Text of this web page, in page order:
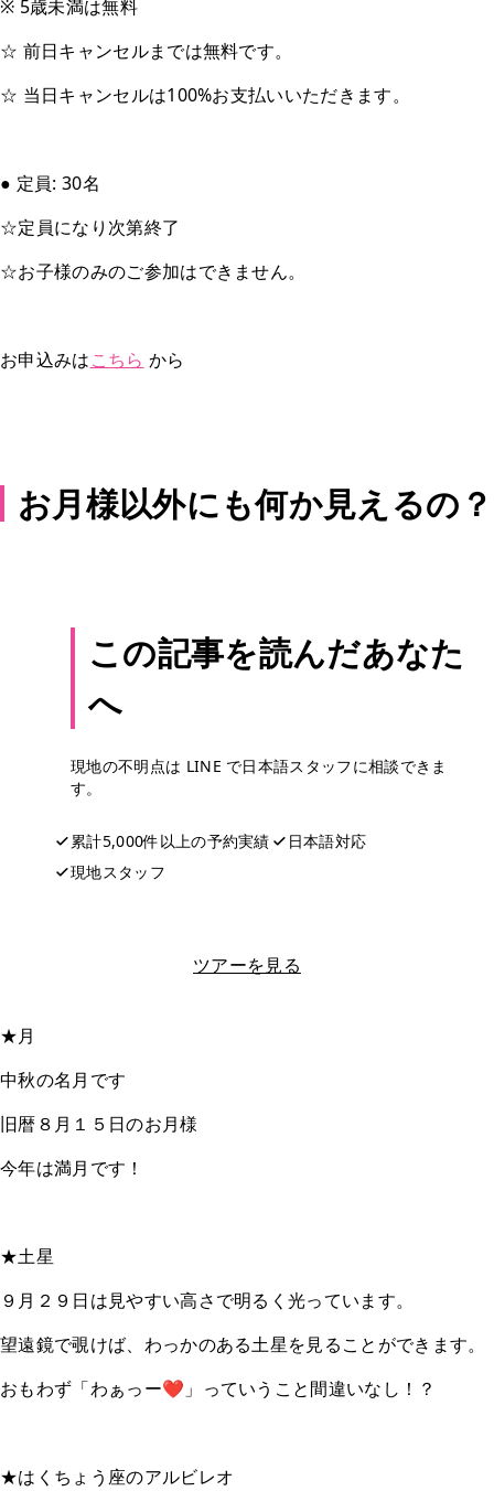
※ 5歳未満は無料
☆ 前日キャンセルまでは無料です。
☆ 当日キャンセルは100%お支払いいただきます。
● 定員: 30名
☆定員になり次第終了
☆お子様のみのご参加はできません。
お申込みはこちら から
お月様以外にも何か見えるの？
この記事を読んだあなた
へ
現地の不明点は LINE で日本語スタッフに相談できま
す。
累計5,000件以上の予約実績
日本語対応
現地スタッフ
ツアーを見る
★月
中秋の名月です
旧暦８月１５日のお月様
今年は満月です！
★土星
９月２９日は見やすい高さで明るく光っています。
望遠鏡で覗けば、わっかのある土星を見ることができます。
おもわず「わぁっー❤」っていうこと間違いなし！？
★はくちょう座のアルビレオ